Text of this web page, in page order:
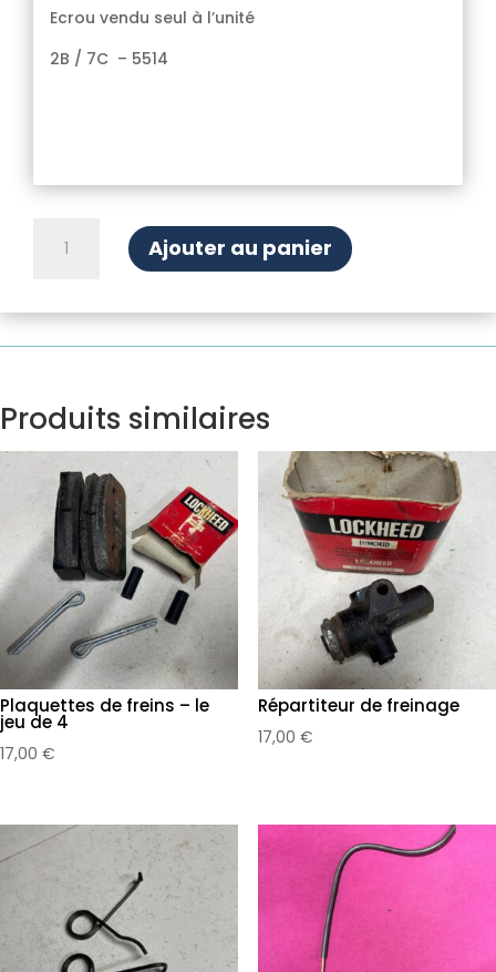
Ecrou vendu seul à l’unité
2B / 7C – 5514
de
poussée
maitre
cylindre
Ajouter au panier
Produits similaires
Plaquettes de freins – le
jeu de 4
17,00 €
Répartiteur de freinage
17,00 €